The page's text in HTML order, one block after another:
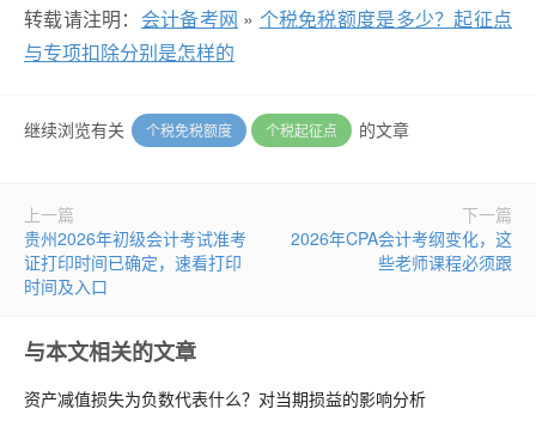
转载请注明： 会计备考网 » 个税免税额度是多少？起征点
与专项扣除分别是怎样的
继续浏览有关 个税免税额度 个税起征点 的文章
上一篇
贵州2026年初级会计考试准考
证打印时间已确定，速看打印
时间及入口
下一篇
2026年CPA会计考纲变化，这
些老师课程必须跟
与本文相关的文章
资产减值损失为负数代表什么？对当期损益的影响分析